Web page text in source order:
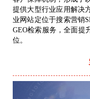
提供大型行业应用解决
业网站定位于搜索营销
GEO检索服务，全面提
位。